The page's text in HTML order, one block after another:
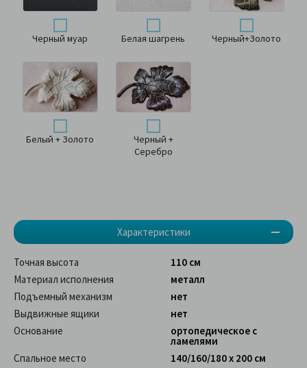
Черный муар Белая шагрень Черный+Золото
Белый + Золото
Черный +
Серебро
Характеристики
Точная высота
110 см
Материал исполнения
металл
Подъемный механизм
нет
Выдвижные ящики
нет
Основание
ортопедическое с
ламелями
Спальное место
140/160/180 x 200 см